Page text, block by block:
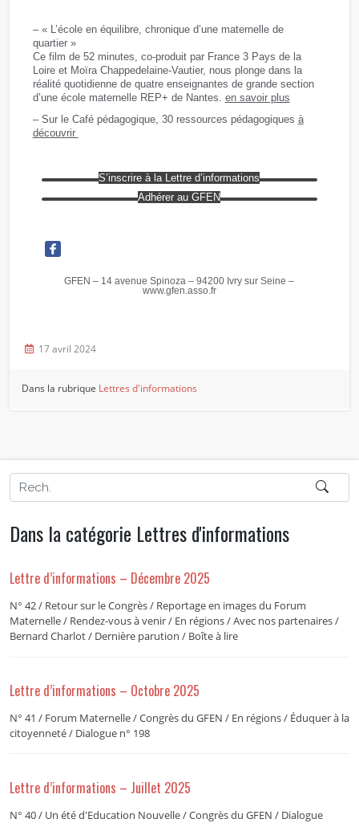
– « L’école en équilibre, chronique d’une maternelle de
quartier »
Ce film de 52 minutes, co-produit par France 3 Pays de la
Loire et Moïra Chappedelaine-Vautier, nous plonge dans la
réalité quotidienne de quatre enseignantes de grande section
d’une école maternelle REP+ de Nantes. en savoir plus
– Sur le Café pédagogique, 30 ressources pédagogiques à
découvrir
S’inscrire à la Lettre d’informations
Adhérer au GFEN
GFEN – 14 avenue Spinoza – 94200 Ivry sur Seine –
www.gfen.asso.fr
17 avril 2024
Dans la rubrique Lettres d'informations
Dans la catégorie Lettres d'informations
Lettre d’informations – Décembre 2025
N° 42 / Retour sur le Congrès / Reportage en images du Forum
Maternelle / Rendez-vous à venir / En régions / Avec nos partenaires /
Bernard Charlot / Dernière parution / Boîte à lire
Lettre d’informations – Octobre 2025
N° 41 / Forum Maternelle / Congrès du GFEN / En régions / Éduquer à la
citoyenneté / Dialogue n° 198
Lettre d’informations – Juillet 2025
N° 40 / Un été d'Education Nouvelle / Congrès du GFEN / Dialogue